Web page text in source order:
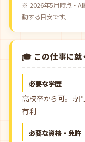
※ 2026年5月時点・AI
動する目安です。
🎓 この仕事に就
必要な学歴
高校卒から可。専
有利
必要な資格・免許